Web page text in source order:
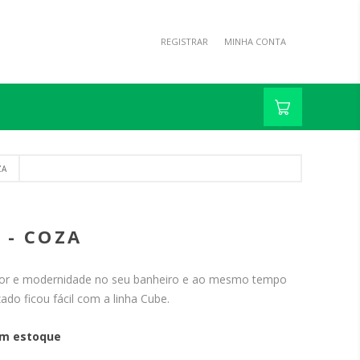
REGISTRAR MINHA CONTA
- COZA
e modernidade no seu banheiro e ao mesmo tempo
ficou fácil com a linha Cube.
estoque